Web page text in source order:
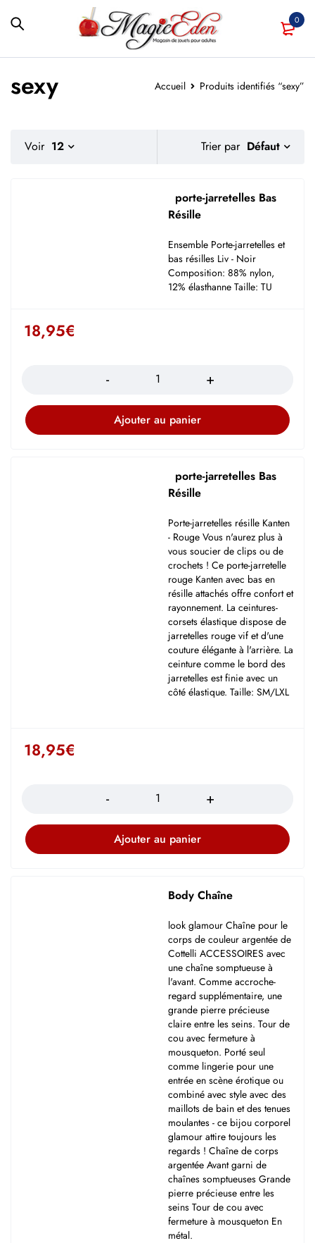
0
Accueil Produits identifiés “sexy”
sexy
Trier par Défaut
Voir 12
porte-jarretelles Bas
Résille
Ensemble Porte-jarretelles et
bas résilles Liv - Noir
Composition: 88% nylon,
12% élasthanne Taille: TU
18,95€
Ajouter au panier
porte-jarretelles Bas
Résille
Porte-jarretelles résille Kanten
- Rouge Vous n'aurez plus à
vous soucier de clips ou de
crochets ! Ce porte-jarretelle
rouge Kanten avec bas en
résille attachés offre confort et
rayonnement. La ceintures-
corsets élastique dispose de
jarretelles rouge vif et d'une
couture élégante à l'arrière. La
ceinture comme le bord des
jarretelles est finie avec un
côté élastique. Taille: SM/LXL
18,95€
Ajouter au panier
Body Chaîne
look glamour Chaîne pour le
corps de couleur argentée de
Cottelli ACCESSOIRES avec
une chaîne somptueuse à
l'avant. Comme accroche-
regard supplémentaire, une
grande pierre précieuse
claire entre les seins. Tour de
cou avec fermeture à
mousqueton. Porté seul
comme lingerie pour une
entrée en scène érotique ou
combiné avec style avec des
maillots de bain et des tenues
moulantes - ce bijou corporel
glamour attire toujours les
regards ! Chaîne de corps
argentée Avant garni de
chaînes somptueuses Grande
pierre précieuse entre les
seins Tour de cou avec
fermeture à mousqueton En
métal.